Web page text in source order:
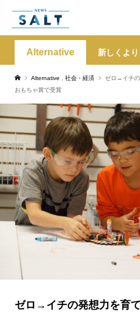
Alternative 新しくよ
Alternative 社会・経済
ゼロ→イチの
おもちゃ賞で受賞
ゼロ→イチの発想力を育